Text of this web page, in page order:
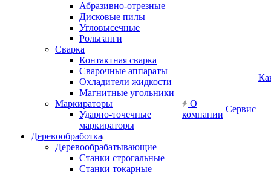
Абразивно-отрезные
Дисковые пилы
Угловысечные
Рольганги
Сварка
Контактная сварка
Сварочные аппараты
Охладители жидкости
Магнитные угольники
Маркираторы
Ударно-точечные
маркираторы
Деревообработка
Деревообрабатывающие
Станки строгальные
Станки токарные
О
компании
Сервис